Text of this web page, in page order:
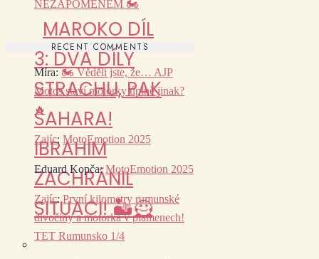
MAROKO DÍL
3: DVA DÍLY
STRACHU, PAK
SAHARA!
IBRAHIM
ZACHRÁNIL
SITUACI! 🏜️🦸
NEZAPOMENEM 🏍️
RECENT COMMENTS
Míra:🏍️ Věděli jste, že… AJP
Motos staví motorky úplně jinak?
🔥
Zajíc: MotoEmotion 2025
Eduard Kopča:MotoEmotion 2025
Zajíc:První kilometry rumunské
divočiny a motorka v plamenech!
TET Rumunsko 1/4